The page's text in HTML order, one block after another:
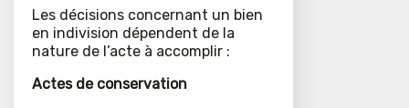
Les décisions concernant un bien
en indivision dépendent de la
nature de l’acte à accomplir :
Actes de conservation